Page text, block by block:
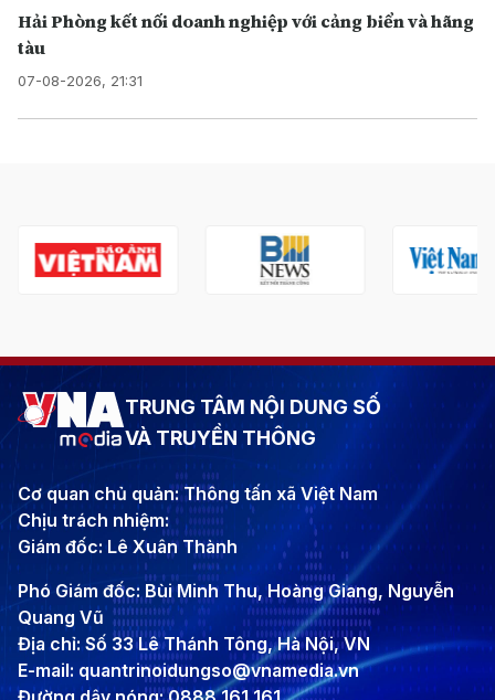
Hải Phòng kết nối doanh nghiệp với cảng biển và hãng
tàu
07-08-2026, 21:31
TRUNG TÂM NỘI DUNG SỐ
VÀ TRUYỀN THÔNG
Cơ quan chủ quản: Thông tấn xã Việt Nam
Chịu trách nhiệm:
Giám đốc: Lê Xuân Thành
Phó Giám đốc: Bùi Minh Thu, Hoàng Giang, Nguyễn
Quang Vũ
Địa chỉ: Số 33 Lê Thánh Tông, Hà Nội, VN
E-mail: quantrinoidungso@vnamedia.vn